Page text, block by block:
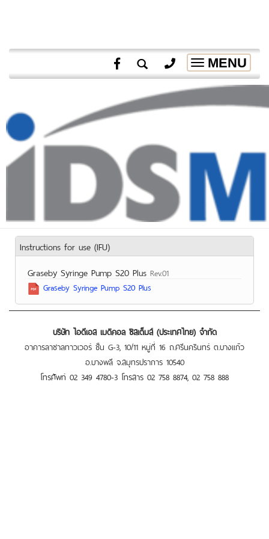
Toggle
navigation
MENU
Instructions for use (IFU)
Graseby Syringe Pump S20 Plus Rev.01
Graseby Syringe Pump S20 Plus
บริษัท ไอดีเอส เมดิคอล ซิสเต็มส์ (ประเทศไทย) จำกัด
อาคารลาซาลทาวเวอร์ ชั้น G-3, 10/11 หมู่ที่ 16 ถ.ศรีนครินทร์ ต.บางแก้ว
อ.บางพลี จ.สมุทรปราการ 10540
โทรศัพท์ 02 349 4780-3 โทรสาร 02 758 8874, 02 758 888